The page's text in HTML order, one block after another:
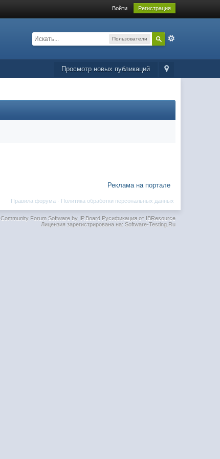
Войти Регистрация
Пользователи
Просмотр новых публикаций
Реклама на портале
Политика обработки персональных данных
Правила форума ·
Community Forum Software by IP.BoardРусификация от IBResource
Лицензия зарегистрирована на: Software-Testing.Ru